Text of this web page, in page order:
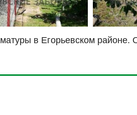
в Егорьевском районе.